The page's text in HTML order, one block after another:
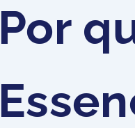
Por